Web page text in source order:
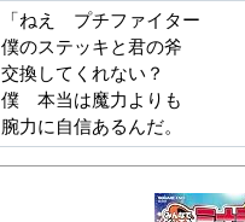
「ねえ プチファイター
僕のステッキと君の斧
交換してくれない？
僕 本当は魔力よりも
腕力に自信あるんだ。